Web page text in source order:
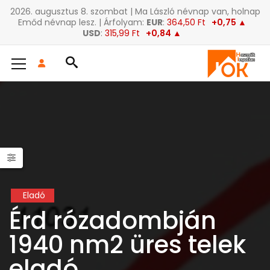
2026. augusztus 8. szombat | Ma László névnap van, holnap
Emőd névnap lesz. | Árfolyam: EUR: 364,50 Ft +0,75 ▲
USD: 315,99 Ft +0,84 ▲
Eladó
Érd rózadombján
1940 nm2 üres telek